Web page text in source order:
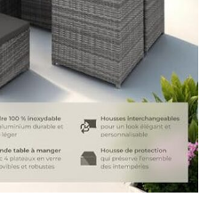
ou votre terrasse
balcon.